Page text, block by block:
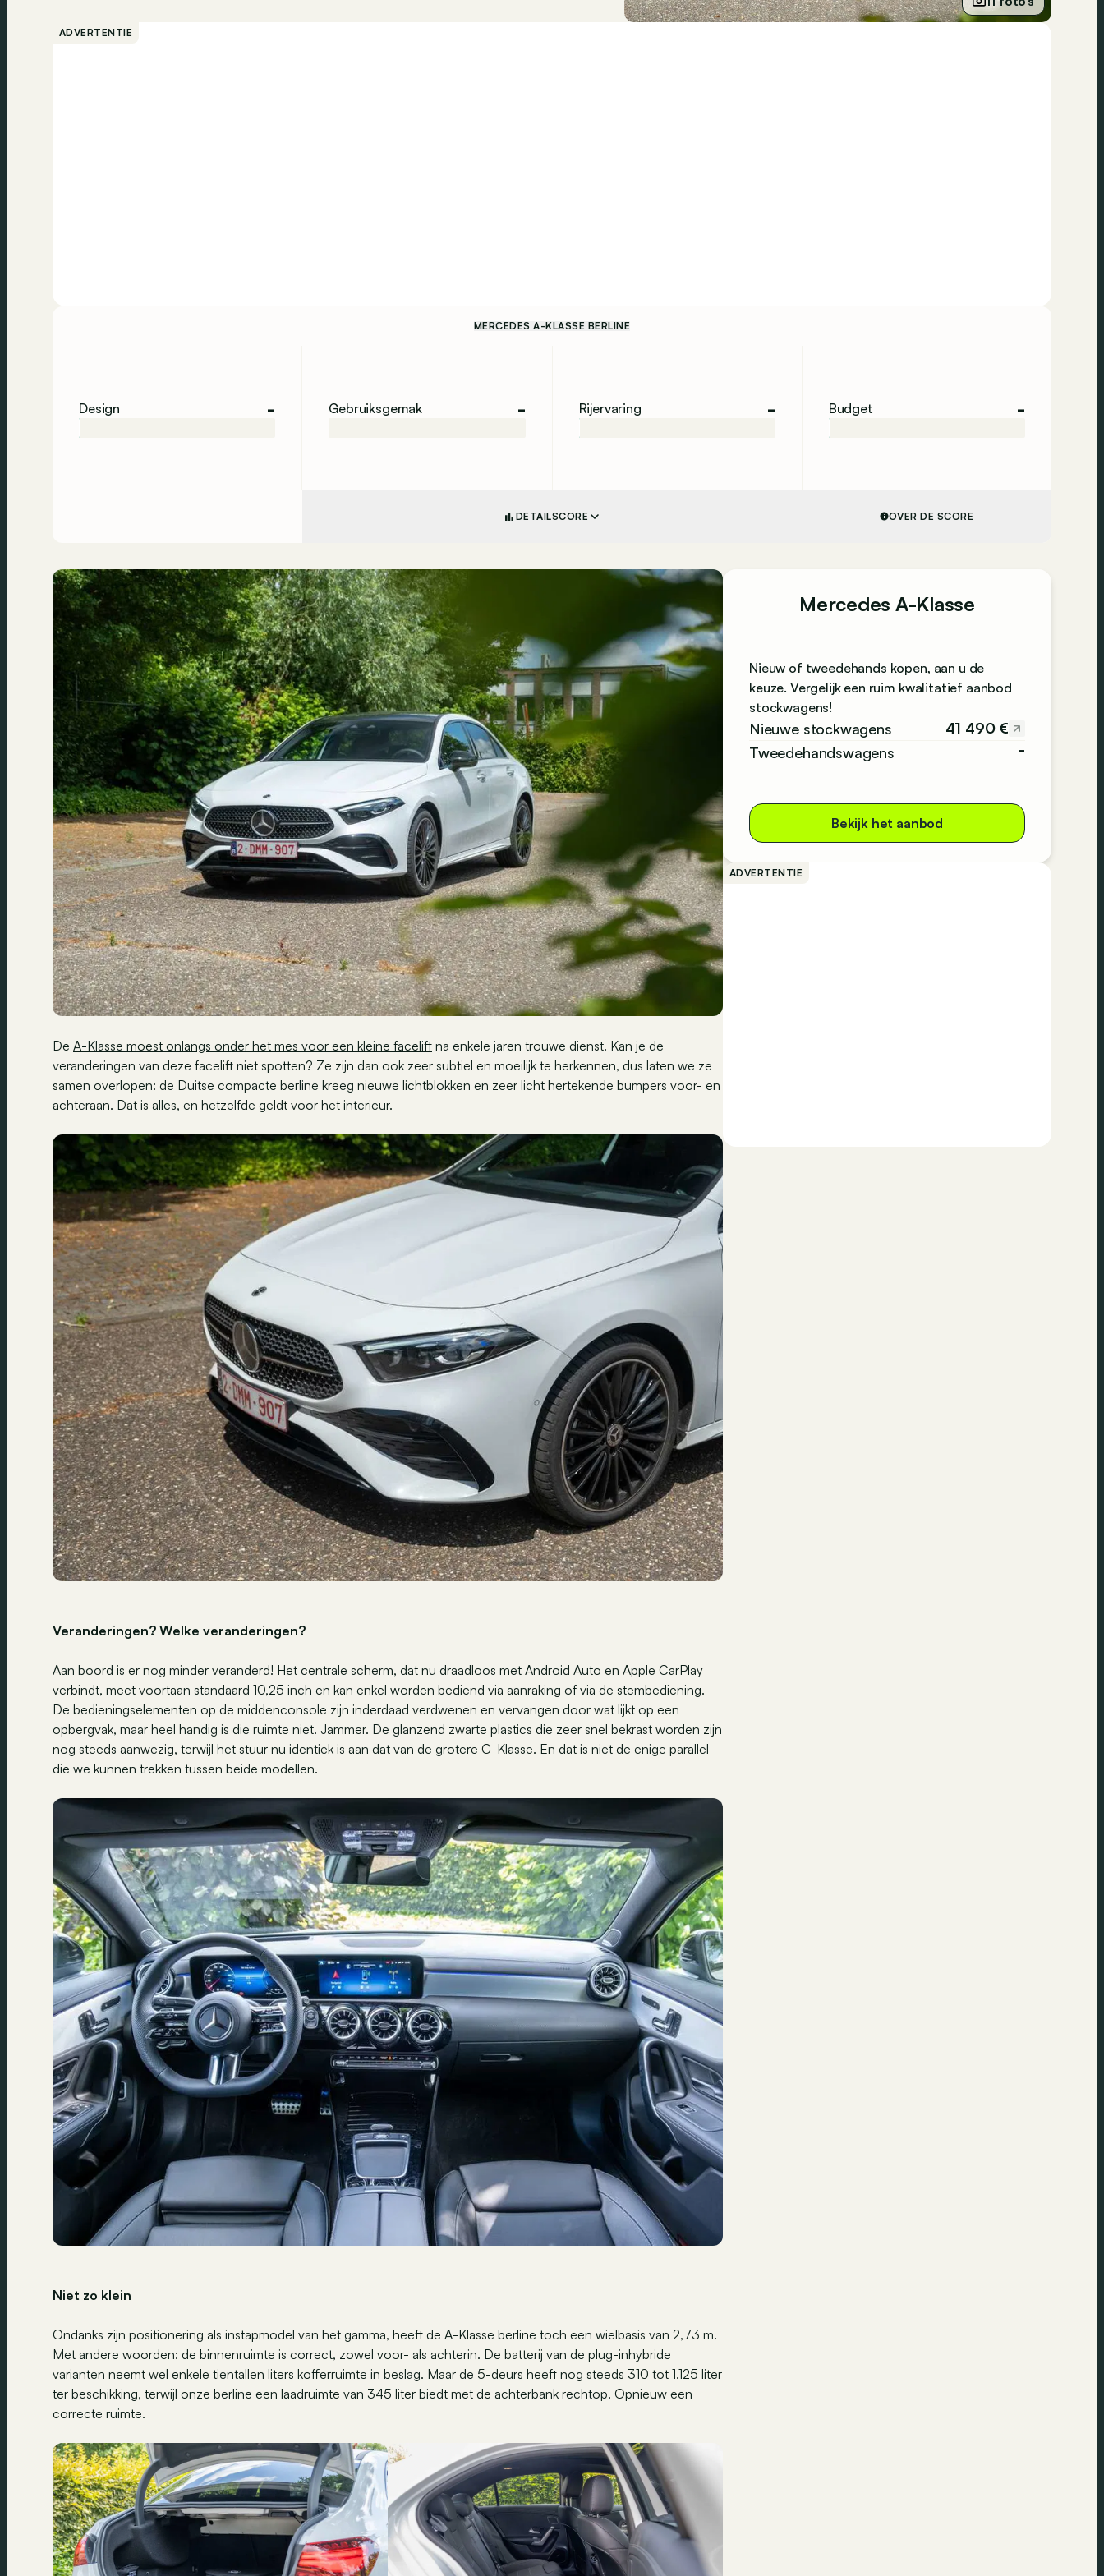
ADVERTENTIE
MERCEDES A-KLASSE BERLINE
Design - Gebruiksgemak - Rijervaring - Budget -
DETAILSCORE OVER DE SCORE
De A-Klasse moest onlangs onder het mes voor een kleine facelift na enkele jaren trouwe dienst. Kan je de
veranderingen van deze facelift niet spotten? Ze zijn dan ook zeer subtiel en moeilijk te herkennen, dus laten we ze
samen overlopen: de Duitse compacte berline kreeg nieuwe lichtblokken en zeer licht hertekende bumpers voor- en
achteraan. Dat is alles, en hetzelfde geldt voor het interieur.
Veranderingen? Welke veranderingen?
Aan boord is er nog minder veranderd! Het centrale scherm, dat nu draadloos met Android Auto en Apple CarPlay
verbindt, meet voortaan standaard 10,25 inch en kan enkel worden bediend via aanraking of via de stembediening.
De bedieningselementen op de middenconsole zijn inderdaad verdwenen en vervangen door wat lijkt op een
opbergvak, maar heel handig is die ruimte niet. Jammer. De glanzend zwarte plastics die zeer snel bekrast worden zijn
nog steeds aanwezig, terwijl het stuur nu identiek is aan dat van de grotere C-Klasse. En dat is niet de enige parallel
die we kunnen trekken tussen beide modellen.
Niet zo klein
Ondanks zijn positionering als instapmodel van het gamma, heeft de A-Klasse berline toch een wielbasis van 2,73 m.
Met andere woorden: de binnenruimte is correct, zowel voor- als achterin. De batterij van de plug-inhybride
varianten neemt wel enkele tientallen liters kofferruimte in beslag. Maar de 5-deurs heeft nog steeds 310 tot 1.125 liter
ter beschikking, terwijl onze berline een laadruimte van 345 liter biedt met de achterbank rechtop. Opnieuw een
correcte ruimte.
Mercedes A-Klasse
Nieuw of tweedehands kopen, aan u de
keuze. Vergelijk een ruim kwalitatief aanbod
stockwagens!
Nieuwe stockwagens
41 490 €
Tweedehandswagens
-
Bekijk het aanbod
ADVERTENTIE